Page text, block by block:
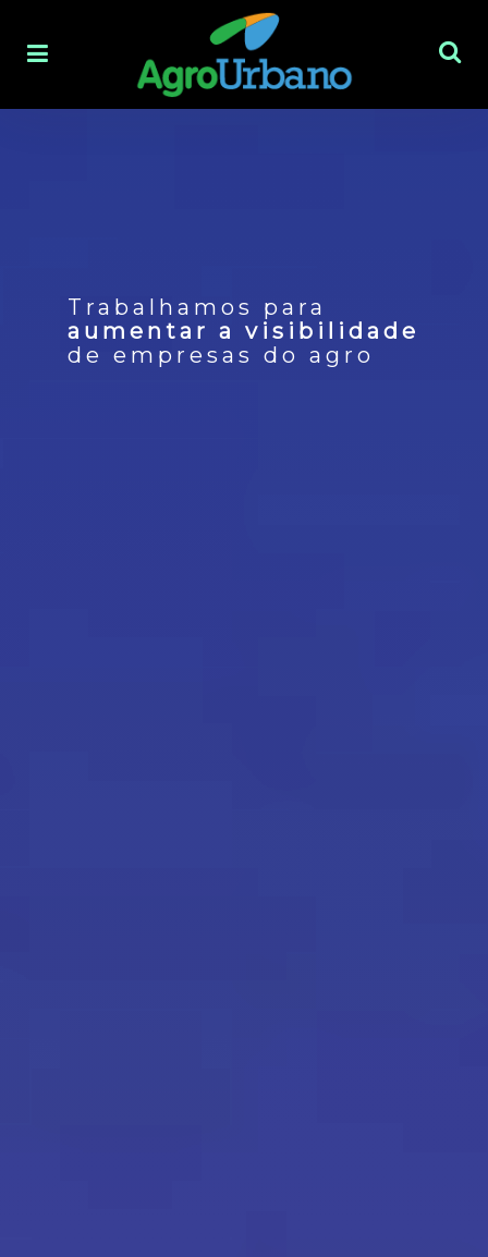
Trabalhamos para
aumentar a visibilidade
de empresas do agro